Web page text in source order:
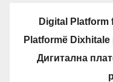
Digital Platform
Platformë
Дигитална